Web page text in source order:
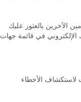
الآخرين بالعثور عليك
في قائمة جهات
لاستكشاف الأخطاء